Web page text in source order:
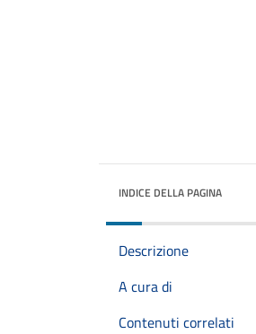
INDICE DELLA PAGINA
Descrizione
A cura di
Contenuti correlati